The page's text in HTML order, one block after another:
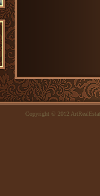
Copyright © 2012